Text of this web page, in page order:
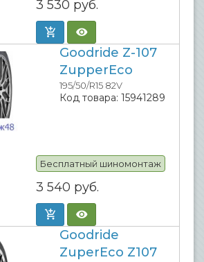
3 530 руб.
Goodride Z-107
ZupperEco
195/50/R15 82V
Код товара: 15941289
Бесплатный шиномонтаж
3 540 руб.
Goodride
ZuperEco Z107